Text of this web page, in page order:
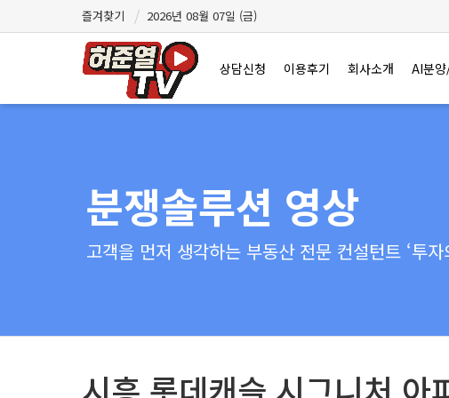
즐겨찾기 2026년 08월 07일 (금)
상담신청 이용후기 회사소개 AI분
분쟁솔루션 영상
고객을 먼저 생각하는 부동산 전문 컨설턴트 ‘투자